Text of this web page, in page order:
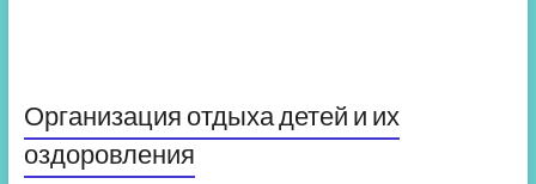
Организация отдыха детей и их
оздоровления